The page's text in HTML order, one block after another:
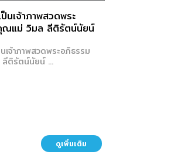
นเจ้าภาพสวดพระ
ณแม่ วิมล ลีติรัตน์นัยน์
เจ้าภาพสวดพระอภิธรรม
ติรัตน์นัยน์ ...
ดูเพิ่มเติม